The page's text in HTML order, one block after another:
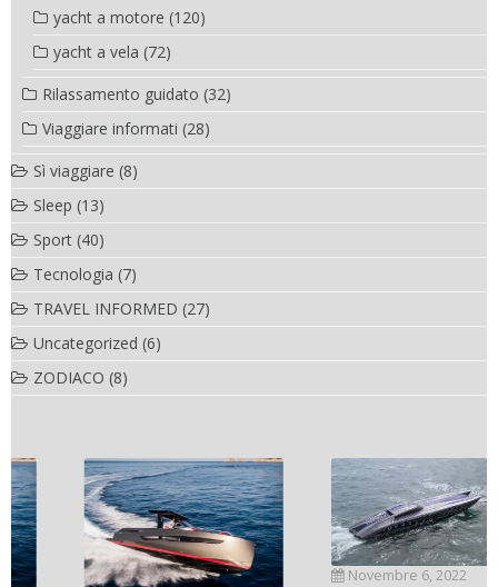
yacht a motore (120)
yacht a vela (72)
Rilassamento guidato (32)
Viaggiare informati (28)
Sì viaggiare (8)
Sleep (13)
Sport (40)
Tecnologia (7)
TRAVEL INFORMED (27)
Uncategorized (6)
ZODIACO (8)
Novembre 6, 2022